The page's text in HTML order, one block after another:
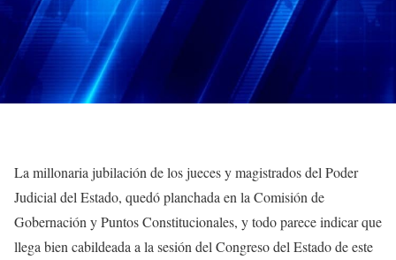
La millonaria jubilación de los jueces y magistrados del Poder
Judicial del Estado, quedó planchada en la Comisión de
Gobernación y Puntos Constitucionales, y todo parece indicar que
llega bien cabildeada a la sesión del Congreso del Estado de este